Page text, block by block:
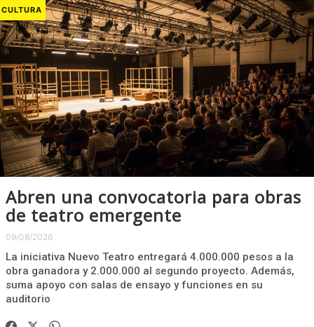
CULTURA
Abren una convocatoria para obras
de teatro emergente
09/08/2026
La iniciativa Nuevo Teatro entregará 4.000.000 pesos a la
obra ganadora y 2.000.000 al segundo proyecto. Además,
suma apoyo con salas de ensayo y funciones en su
auditorio